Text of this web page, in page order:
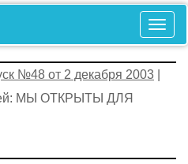
№48 от 2 декабря 2003
МЫ ОТКРЫТЫ ДЛЯ